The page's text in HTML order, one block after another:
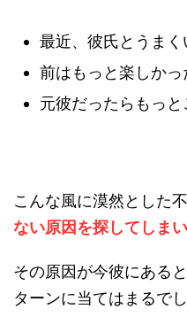
最近、彼氏とうま
前はもっと楽しか
元彼だったらもっ
こんな風に漠然とした
ない原因を探してしま
その原因が今彼にある
ターンに当てはまるでし